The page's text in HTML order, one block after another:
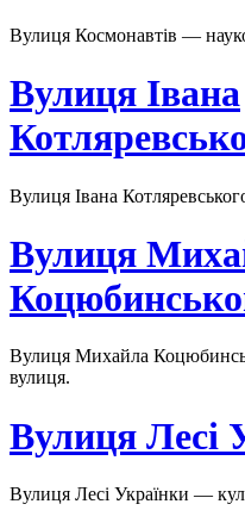
Вулиця Космонавтів —
Вулиця Івана
Вулиця Івана
Вулиця
Вулиця Михайла
вулиця.
Вулиця Лесі
Вулиця Лесі Українки —